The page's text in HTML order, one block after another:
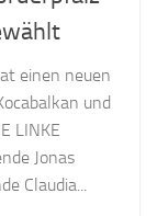
einen neuen
und
LINKE
Jonas
Claudia...